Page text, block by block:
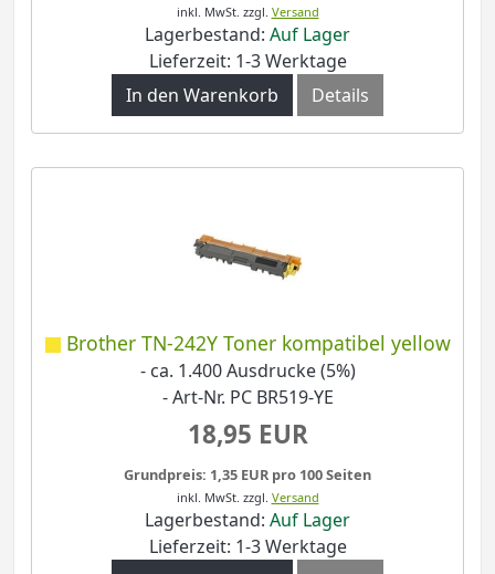
inkl. MwSt. zzgl. Versand
Lagerbestand: Auf Lager
Lieferzeit: 1-3 Werktage
In den Warenkorb
Details
Brother TN-242Y Toner kompatibel yellow
- ca. 1.400 Ausdrucke (5%)
- Art-Nr. PC BR519-YE
18,95 EUR
Grundpreis: 1,35 EUR pro 100 Seiten
inkl. MwSt. zzgl. Versand
Lagerbestand: Auf Lager
Lieferzeit: 1-3 Werktage